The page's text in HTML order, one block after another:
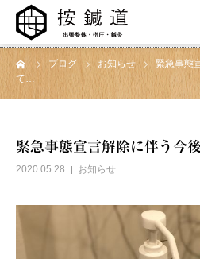
ブログ お知らせ
緊急事態
て…
緊急事態宣言解除に伴う今
2020.05.28 お知らせ
施術メ
よくあ